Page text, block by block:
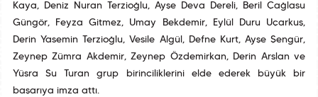
Kaya, Deniz Nuran Terzioğlu, Ayşe Deva Dereli, Beril Çağlasu
Güngör, Feyza Gitmez, Umay Bekdemir, Eylül Duru Uçarkuş,
Derin Yasemin Terzioğlu, Vesile Algül, Defne Kurt, Ayşe Şengür,
Zeynep Zümra Akdemir, Zeynep Özdemirkan, Derin Arslan ve
Yüsra Su Turan grup birinciliklerini elde ederek büyük bir
başarıya imza attı.